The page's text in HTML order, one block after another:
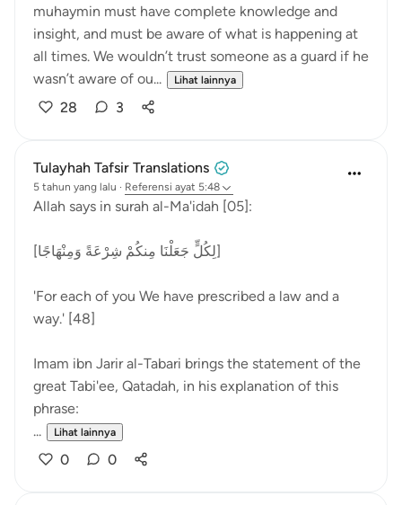
muhaymin must have complete knowledge and
insight, and must be aware of what is happening at
all times. We wouldn’t trust someone as a guard if he
wasn’t aware of ou...
Lihat lainnya
28 3
Tulayhah Tafsir Translations
5 tahun yang lalu · Referensi ayat 5:48
Allah says in surah al-Ma'idah [05]:
[لِكُلٍّ جَعَلْنَا مِنكُمْ شِرْعَةً وَمِنْهَاجًا]
'For each of you We have prescribed a law and a
way.' [48]
Imam ibn Jarir al-Tabari brings the statement of the
great Tabi'ee, Qatadah, in his explanation of this
phrase:
...
Lihat lainnya
0 0